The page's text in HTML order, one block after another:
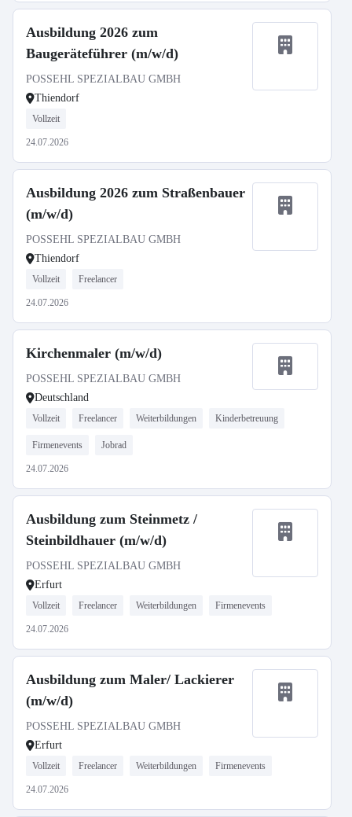
Ausbildung 2026 zum
Baugeräteführer (m/w/d)
POSSEHL SPEZIALBAU GMBH
Thiendorf
Vollzeit
24.07.2026
Ausbildung 2026 zum Straßenbauer
(m/w/d)
POSSEHL SPEZIALBAU GMBH
Thiendorf
Vollzeit Freelancer
24.07.2026
Kirchenmaler (m/w/d)
POSSEHL SPEZIALBAU GMBH
Deutschland
Vollzeit Freelancer Weiterbildungen Kinderbetreuung
Firmenevents Jobrad
24.07.2026
Ausbildung zum Steinmetz /
Steinbildhauer (m/w/d)
POSSEHL SPEZIALBAU GMBH
Erfurt
Vollzeit Freelancer Weiterbildungen Firmenevents
24.07.2026
Ausbildung zum Maler/ Lackierer
(m/w/d)
POSSEHL SPEZIALBAU GMBH
Erfurt
Vollzeit Freelancer Weiterbildungen Firmenevents
24.07.2026